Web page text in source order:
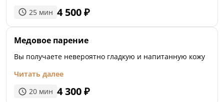
25 мин 4 500₽
Медовое парение
Вы получаете невероятно гладкую и напитанную кожу
Читать далее
20 мин 4 300₽